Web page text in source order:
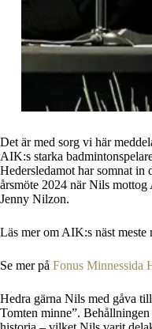
Det är med sorg vi här
AIK:s starka
Hedersledamot har somnat
årsmöte 2024 när Nils
Jenny Nilzon.
Läs mer om AIK:s näst
Se mer på Fonus Minnessida
Hedra gärna Nils med gåva
Tomten minne”.